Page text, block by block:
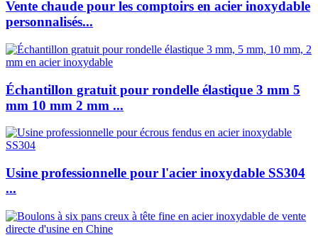
Vente chaude pour les comptoirs en acier inoxydable
personnalisés...
Échantillon gratuit pour rondelle élastique 3 mm 5
mm 10 mm 2 mm ...
Usine professionnelle pour l'acier inoxydable SS304
...